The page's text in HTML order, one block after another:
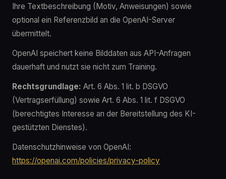
Ihre Textbeschreibung (Motiv, Anweisungen) sowie
optional ein Referenzbild an die OpenAI-Server
übermittelt.
OpenAI speichert keine Bilddaten aus API-Anfragen
dauerhaft und nutzt sie nicht zum Training.
Rechtsgrundlage: Art. 6 Abs. 1 lit. b DSGVO
(Vertragserfüllung) sowie Art. 6 Abs. 1 lit. f DSGVO
(berechtigtes Interesse an der Bereitstellung des KI-
gestützten Dienstes).
Datenschutzhinweise von OpenAI:
https://openai.com/policies/privacy-policy